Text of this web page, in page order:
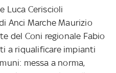
Luca Ceriscioli
Anci Marche Maurizio
del Coni regionale Fabio
a riqualificare impianti
messa a norma,